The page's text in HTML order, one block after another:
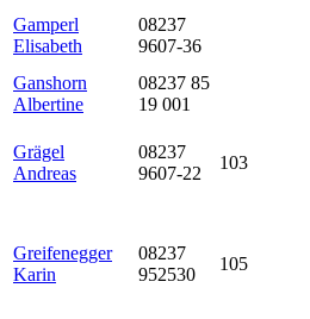
Gamperl
Elisabeth
08237
9607-36
Ganshorn
Albertine
08237 85
19 001
Grägel
Andreas
08237
9607-22
103
Greifenegger
Karin
08237
952530
105